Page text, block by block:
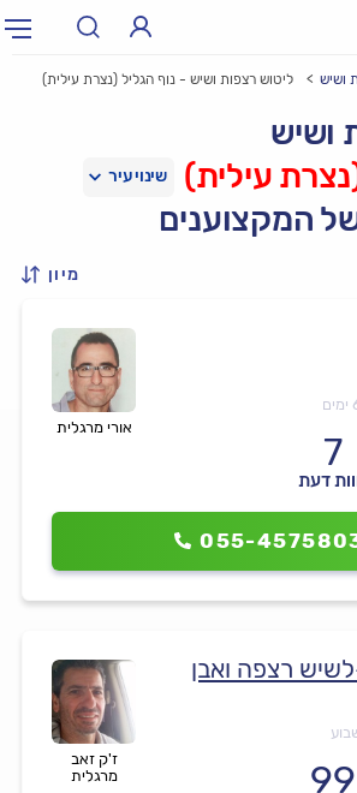
ושיש ליטוש רצפות ושיש - נוף הגליל (נצרת עילית)
ושיש
עילית)
המקצוענים
מיון
אורי מרגלית
7
דעת
055-
ז'ק זאב
מרגלית
רצפה ואבן
99